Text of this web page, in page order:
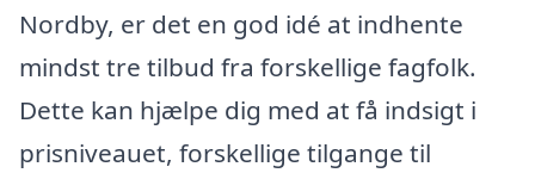
Nordby, er det en god idé at indhente
mindst tre tilbud fra forskellige fagfolk.
Dette kan hjælpe dig med at få indsigt i
prisniveauet, forskellige tilgange til